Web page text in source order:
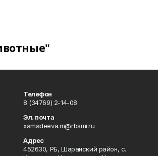
Телефон
8 (34769) 2-14-08
Эл. почта
xamadeeva.m@rbsmi.ru
Адрес
452630, РБ, Шаранский район, с.